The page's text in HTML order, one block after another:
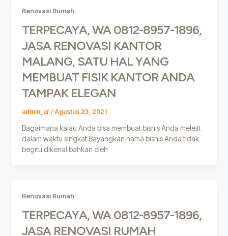
Renovasi Rumah
TERPECAYA, WA 0812-8957-1896,
JASA RENOVASI KANTOR
MALANG, SATU HAL YANG
MEMBUAT FISIK KANTOR ANDA
TAMPAK ELEGAN
admin_ar / Agustus 23, 2021
Bagaimana kalau Anda bisa membuat bisnis Anda melejit
dalam waktu singkat Bayangkan nama bisnis Anda tidak
begitu dikenal bahkan oleh
Renovasi Rumah
TERPECAYA, WA 0812-8957-1896,
JASA RENOVASI RUMAH